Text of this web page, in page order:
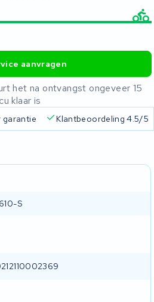
aanvragen
het na ontvangst ongeveer 15
klaar is
garantie Klantbeoordeling 4.5/5
S